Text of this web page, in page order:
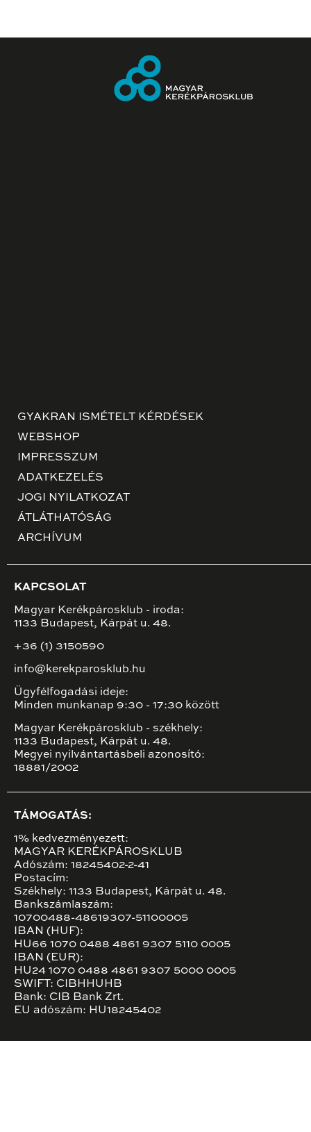
GYAKRAN ISMÉTELT KÉRDÉSEK
WEBSHOP
IMPRESSZUM
ADATKEZELÉS
JOGI NYILATKOZAT
ÁTLÁTHATÓSÁG
ARCHÍVUM
KAPCSOLAT
Magyar Kerékpárosklub - iroda:
1133 Budapest, Kárpát u. 48.
+36 (1) 3150590
info@kerekparosklub.hu
Ügyfélfogadási ideje:
Minden munkanap 9:30 - 17:30 között
Magyar Kerékpárosklub - székhely:
1133 Budapest, Kárpát u. 48.
Megyei nyilvántartásbeli azonosító:
18881/2002
TÁMOGATÁS:
1% kedvezményezett:
MAGYAR KERÉKPÁROSKLUB
Adószám: 18245402-2-41
Postacím:
Székhely: 1133 Budapest, Kárpát u. 48.
Bankszámlaszám:
10700488-48619307-51100005
IBAN (HUF):
HU66 1070 0488 4861 9307 5110 0005
IBAN (EUR):
HU24 1070 0488 4861 9307 5000 0005
SWIFT: CIBHHUHB
Bank: CIB Bank Zrt.
EU adószám: HU18245402